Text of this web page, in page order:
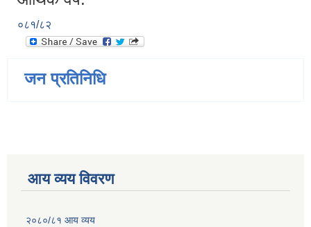
०८१/८२
जन प्रतिनिधि
आय व्यय विवरण
२०८०/८१ आय व्यय